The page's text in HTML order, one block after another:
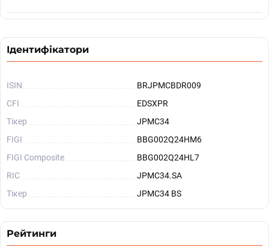
Ідентифікатори
ISIN
BRJPMCBDR009
CFI
EDSXPR
Тікер
JPMC34
FIGI
BBG002Q24HM6
FIGI Composite
BBG002Q24HL7
RIC
JPMC34.SA
Тікер
JPMC34 BS
Рейтинги